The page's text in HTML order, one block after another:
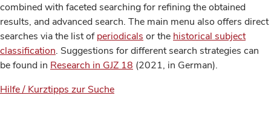
combined with faceted searching for refining the obtained
results, and advanced search. The main menu also offers direct
searches via the list ofperiodicals or the historical subject
classification. Suggestions for different search strategies can
be found in Research in GJZ 18 (2021, in German).
Hilfe / Kurztipps zur Suche